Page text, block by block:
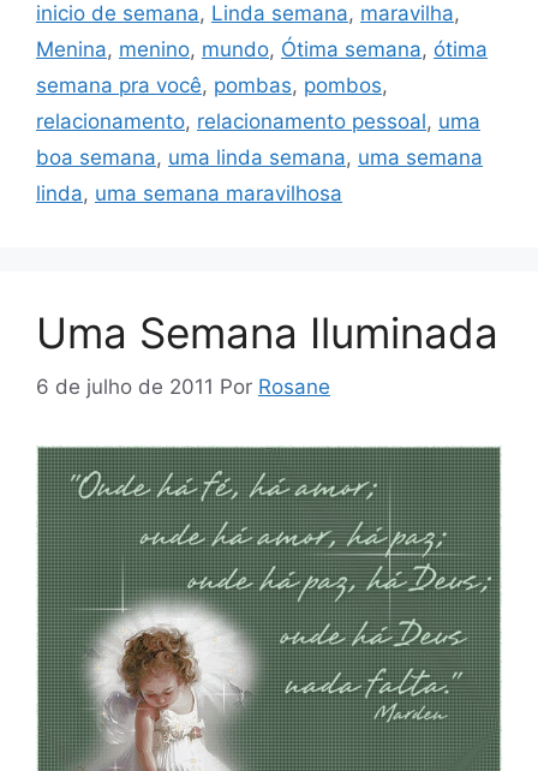
inicio de semana, Linda semana, maravilha,
Menina, menino, mundo, Ótima semana, ótima
semana pra você, pombas, pombos,
relacionamento, relacionamento pessoal, uma
boa semana, uma linda semana, uma semana
linda, uma semana maravilhosa
Uma Semana Iluminada
6 de julho de 2011 Por Rosane